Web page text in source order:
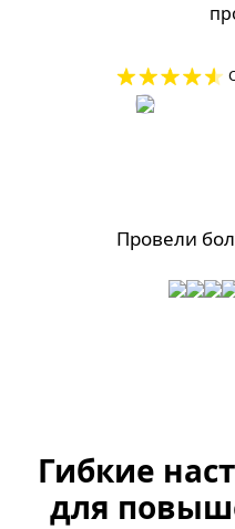
Провели
Гибкие
для